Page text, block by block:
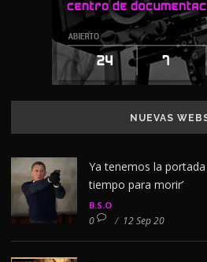
NUEVAS
Ya tenemos la portada
tiempo para morir’
B.S.O
0 / 12 Sep 20